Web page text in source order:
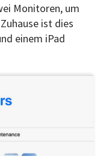
Monitoren, um
ist dies
einem iPad